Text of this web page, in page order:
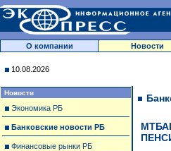
О компании Новости
10.08.2026
Новости
Экономика РБ
Банковские новости РБ
Финансовые рынки РБ